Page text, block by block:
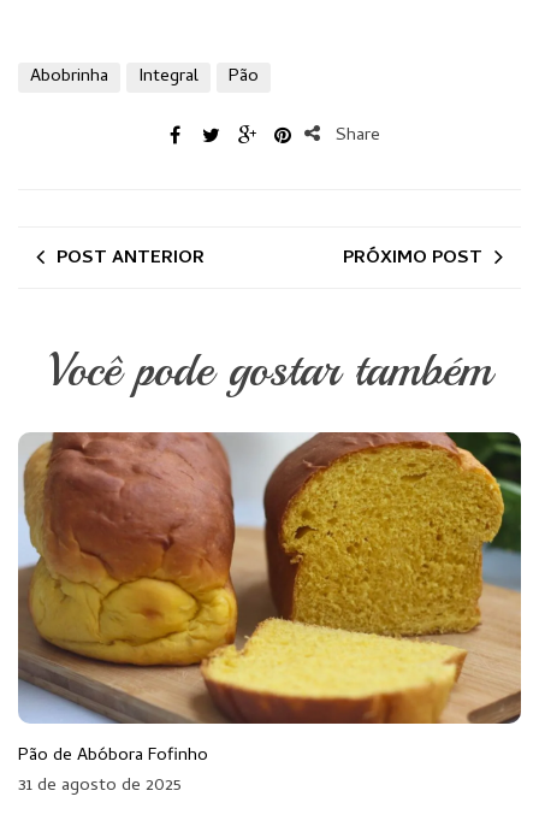
Abobrinha Integral Pão
Share
POST ANTERIOR PRÓXIMO POST
Você pode gostar também
Pão de Abóbora Fofinho
31 de agosto de 2025